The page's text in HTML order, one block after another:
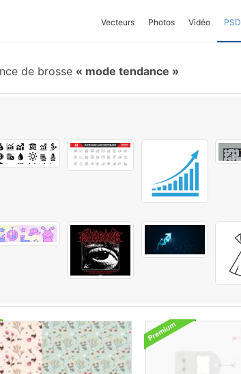
Vecteurs Photos Vidéo PSD
de brosse mode tendance